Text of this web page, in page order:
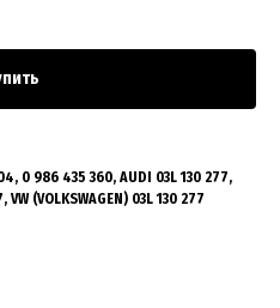
0 986 435 360, AUDI 03L 130 277,
VW (VOLKSWAGEN) 03L 130 277